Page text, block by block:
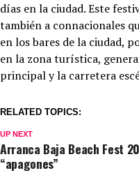
días en la ciudad. Este
también a connacionales
en los bares de la ciudad,
en la zona turística,
principal y la carretera
RELATED TOPICS:
UP NEXT
Arranca Baja Beach Fest
“apagones”